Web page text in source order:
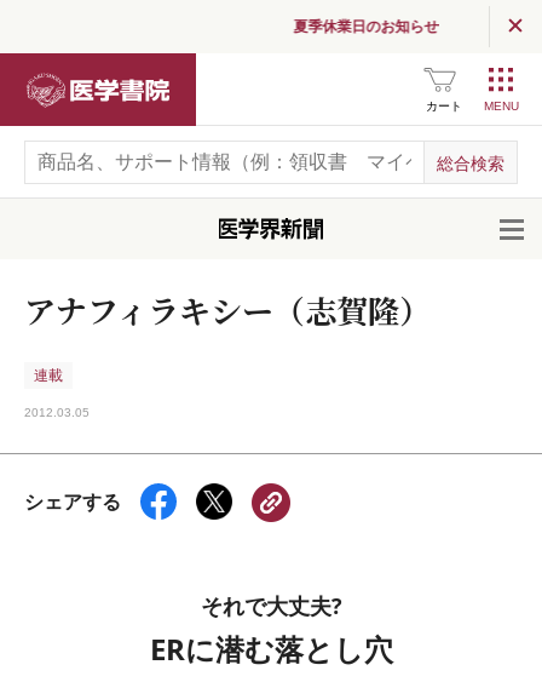
夏季休業日のお知らせ
カート
アナフィラキシー（志賀隆）
連載
2012.03.05
シェアする
それで大丈夫?
ERに潜む落とし穴